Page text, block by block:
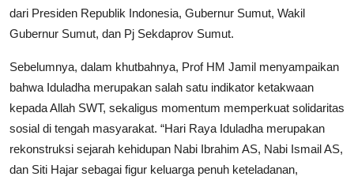
dari Presiden Republik Indonesia, Gubernur Sumut, Wakil
Gubernur Sumut, dan Pj Sekdaprov Sumut.
Sebelumnya, dalam khutbahnya, Prof HM Jamil menyampaikan
bahwa Iduladha merupakan salah satu indikator ketakwaan
kepada Allah SWT, sekaligus momentum memperkuat solidaritas
sosial di tengah masyarakat. “Hari Raya Iduladha merupakan
rekonstruksi sejarah kehidupan Nabi Ibrahim AS, Nabi Ismail AS,
dan Siti Hajar sebagai figur keluarga penuh keteladanan,